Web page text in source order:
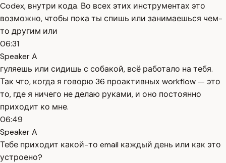
Codex, внутри кода. Во всех этих инструментах это
возможно, чтобы пока ты спишь или занимаешься чем-
то другим или
06:31
Speaker A
гуляешь или сидишь с собакой, всё работало на тебя.
Так что, когда я говорю 36 проактивных workflow — это
то, где я ничего не делаю руками, и оно постоянно
приходит ко мне.
06:49
Speaker A
Тебе приходит какой-то email каждый день или как это
устроено?